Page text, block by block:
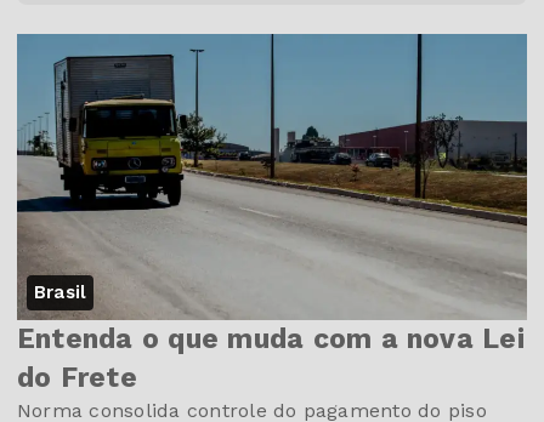
Brasil
Entenda o que muda com a nova Lei
do Frete
Norma consolida controle do pagamento do piso